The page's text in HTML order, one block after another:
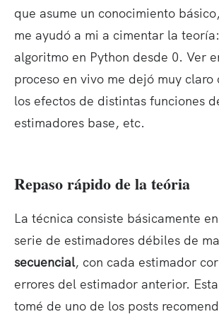
que asume un conocimiento
me ayudó a mi a cimentar la
algoritmo en Python desde 0. Ver
proceso en vivo me dejó muy claro
los efectos de distintas funciones
estimadores base, etc.
Repaso rápido de la teória
La técnica consiste básicamente
serie de estimadores débiles de
secuencial, con cada estimador
errores del estimador anterior.
tomé de uno de los posts